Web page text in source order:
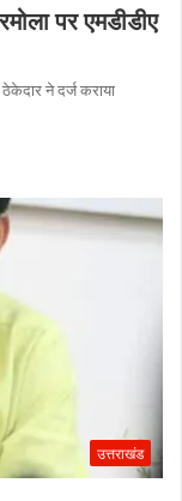
पर एमडीडीए
ने दर्ज कराया
उत्तराखंड